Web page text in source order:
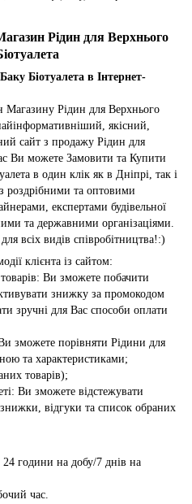
Рідин для Верхнього
Біотуалета в Інтернет-
Магазину Рідин для Верхнього
якісний,
сайт з продажу Рідин для
Ви можете Замовити та Купити
в один клік як в Дніпрі, так і
роздрібними та оптовими
експертами будівельної
та державними організаціями.
всіх видів співробітництва!:)
клієнта із сайтом:
Ви зможете побачити
знижку за промокодом
зручні для Вас способи оплати
зможете порівняти Рідини для
та характеристиками;
товарів);
Ви зможете відстежувати
відгуки та список обраних
години на добу/7 днів на
час.